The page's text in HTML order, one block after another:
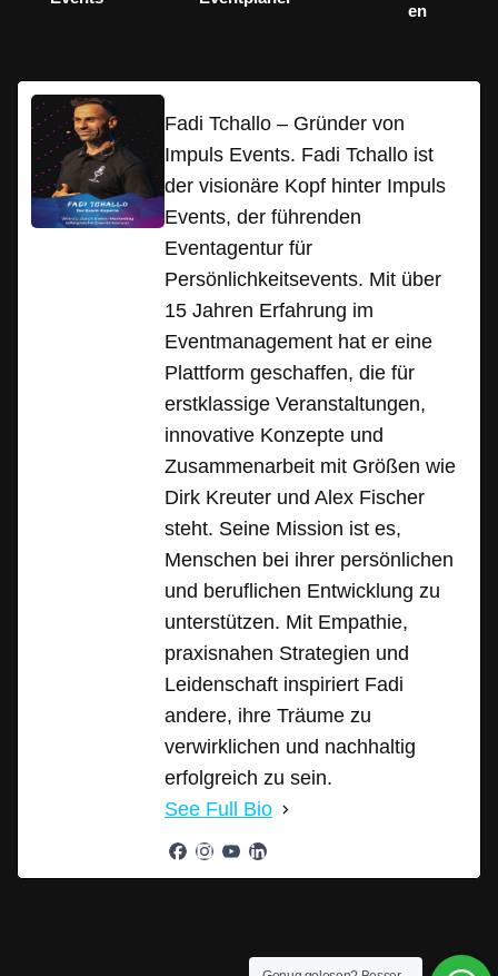
en
Fadi Tchallo – Gründer von
Impuls Events. Fadi Tchallo ist
der visionäre Kopf hinter Impuls
Events, der führenden
Eventagentur für
Persönlichkeitsevents. Mit über
15 Jahren Erfahrung im
Eventmanagement hat er eine
Plattform geschaffen, die für
erstklassige Veranstaltungen,
innovative Konzepte und
Zusammenarbeit mit Größen wie
Dirk Kreuter und Alex Fischer
steht. Seine Mission ist es,
Menschen bei ihrer persönlichen
und beruflichen Entwicklung zu
unterstützen. Mit Empathie,
praxisnahen Strategien und
Leidenschaft inspiriert Fadi
andere, ihre Träume zu
verwirklichen und nachhaltig
erfolgreich zu sein.
See Full Bio